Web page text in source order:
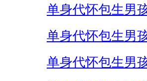
单身代怀包生男
单身代怀包生男
单身代怀包生男